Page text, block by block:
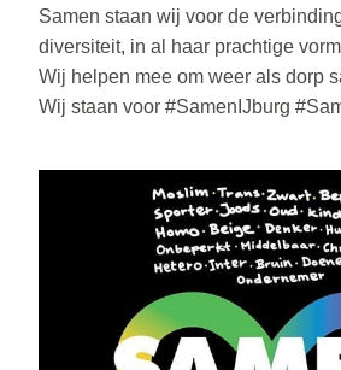
Samen staan wij voor de
diversiteit, in al haar prachtige
Wij helpen mee om weer als dorp
Wij staan voor #SamenIJburg